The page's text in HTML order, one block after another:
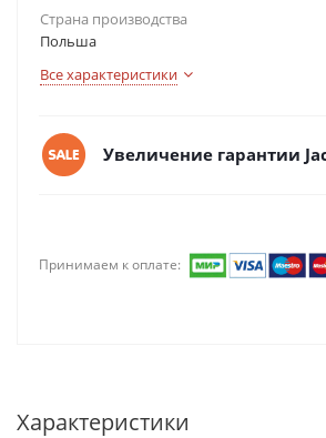
Страна производства
Польша
Все характеристики
Увеличение гарантии
Принимаем к оплате:
Характеристики